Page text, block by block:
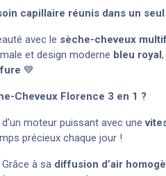
capillaire réunis dans un
avec le sèche-cheveux
et design moderne bleu royal
💙
Cheveux Florence 3 en 1 ?
d’un moteur puissant avec une
précieux chaque jour !
Grâce à sa diffusion d’air